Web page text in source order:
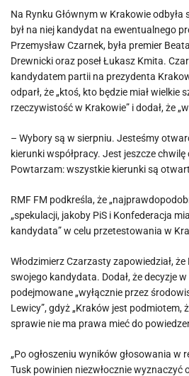
Na Rynku Głównym w Krakowie odbyła
był na niej kandydat na ewentualnego
Przemysław Czarnek, była premier
Drewnicki oraz poseł Łukasz Kmita.
kandydatem partii na prezydenta
odparł, że „ktoś, kto będzie miał wielkie
rzeczywistość w Krakowie” i dodał, że
– Wybory są w sierpniu. Jesteśmy
kierunki współpracy. Jest jeszcze
Powtarzam: wszystkie kierunki są
RMF FM podkreśla, że
„spekulacji, jakoby PiS i Konfederacja
kandydata” w celu przetestowania w
Włodzimierz Czarzasty zapowiedział,
swojego kandydata. Dodał, że decyzje
podejmowane „wyłącznie przez
Lewicy”, gdyż „Kraków jest podmiotem,
sprawie nie ma prawa mieć do
„Po ogłoszeniu wyników głosowania w
Tusk powinien niezwłocznie wyznaczyć